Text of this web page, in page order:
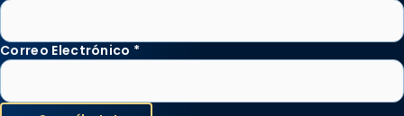
Correo Electrónico *